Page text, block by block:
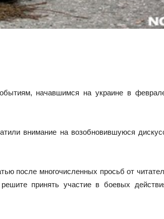
начавшимся на украине в
внимание на возобновившуюся
после многочисленных просьб от
принять участие в боевых